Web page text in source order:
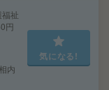
祉
円
内
気になる!